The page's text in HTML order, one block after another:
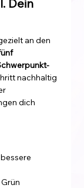
Dein
an den
nachhaltig
dich